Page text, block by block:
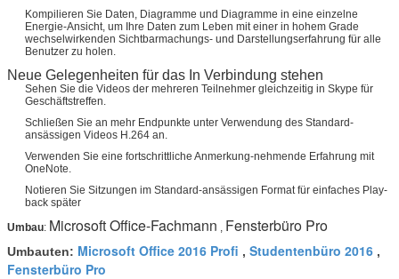
Kompilieren Sie Daten, Diagramme und Diagramme in eine einzelne
Energie-Ansicht, um Ihre Daten zum Leben mit einer in hohem Grade
wechselwirkenden Sichtbarmachungs- und Darstellungserfahrung für alle
Benutzer zu holen.
Neue Gelegenheiten für das In Verbindung stehen
Sehen Sie die Videos der mehreren Teilnehmer gleichzeitig in Skype für
Geschäftstreffen.
Schließen Sie an mehr Endpunkte unter Verwendung des Standard-
ansässigen Videos H.264 an.
Verwenden Sie eine fortschrittliche Anmerkung-nehmende Erfahrung mit
OneNote.
Notieren Sie Sitzungen im Standard-ansässigen Format für einfaches Play-
back später
Umbau: Microsoft Office-Fachmann , Fensterbüro Pro
Umbauten: Microsoft Office 2016 Profi , Studentenbüro 2016 ,
Fensterbüro Pro